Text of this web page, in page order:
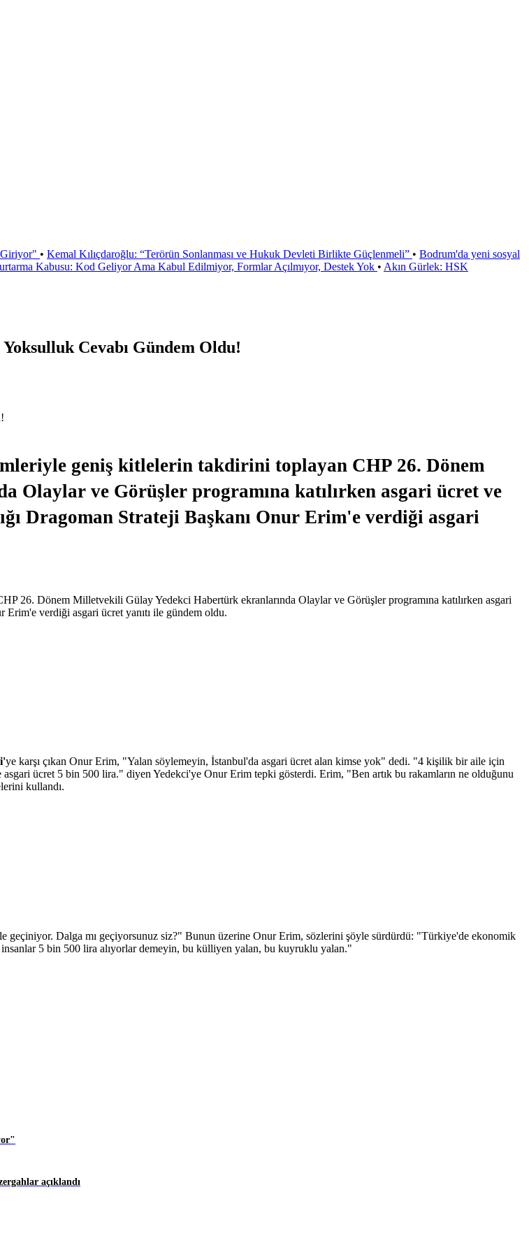
Giriyor" • Kemal Kılıçdaroğlu: “Terörün Sonlanması ve Hukuk Devleti Birlikte Güçlenmeli” • Bodrum'da yeni sosyal
Kabusu: Kod Geliyor Ama Kabul Edilmiyor, Formlar Açılmıyor, Destek Yok • Akın Gürlek: HSK
Cevabı Gündem Oldu!
geniş kitlelerin takdirini toplayan CHP 26. Dönem
Olaylar ve Görüşler programına katılırken asgari ücret ve
Dragoman Strateji Başkanı Onur Erim'e verdiği asgari
26. Dönem Milletvekili Gülay Yedekci Habertürk ekranlarında Olaylar ve Görüşler programına katılırken asgari
Erim'e verdiği asgari ücret yanıtı ile gündem oldu.
ye karşı çıkan Onur Erim, "Yalan söylemeyin, İstanbul'da asgari ücret alan kimse yok" dedi. "4 kişilik bir aile için
ücret 5 bin 500 lira." diyen Yedekci'ye Onur Erim tepki gösterdi. Erim, "Ben artık bu rakamların ne olduğunu
kullandı.
geçiniyor. Dalga mı geçiyorsunuz siz?" Bunun üzerine Onur Erim, sözlerini şöyle sürdürdü: "Türkiye'de ekonomik
5 bin 500 lira alıyorlar demeyin, bu külliyen yalan, bu kuyruklu yalan."
açıklandı